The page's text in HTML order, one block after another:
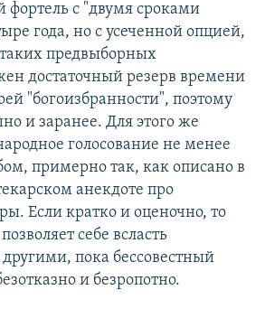
фортель с "двумя сроками
года, но с усеченной опцией,
предвыборных
достаточный резерв времени
"богоизбранности", поэтому
и заранее. Для этого же
голосование не менее
примерно так, как описано в
анекдоте про
Если кратко и оценочно, то
себе всласть
другими, пока бессовестный
и безропотно.